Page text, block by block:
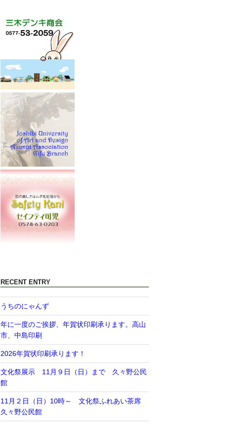
RECENT ENTRY
うちのにゃんず
年に一度のご挨拶、年賀状印刷承ります。高山
市、中島印刷
2026年賀状印刷承ります！
文化祭展示 11月９日（日）まで 久々野公民
館
11月２日（日）10時～ 文化祭ふれあい茶席
久々野公民館